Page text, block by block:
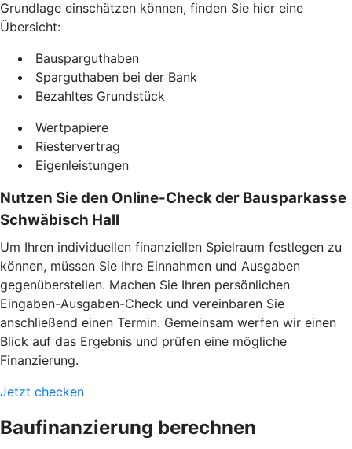
Grundlage einschätzen können, finden Sie hier eine
Übersicht:
Bausparguthaben
Sparguthaben bei der Bank
Bezahltes Grundstück
Wertpapiere
Riestervertrag
Eigenleistungen
Nutzen Sie den Online-Check der Bausparkasse
Schwäbisch Hall
Um Ihren individuellen finanziellen Spielraum festlegen zu
können, müssen Sie Ihre Einnahmen und Ausgaben
gegenüberstellen. Machen Sie Ihren persönlichen
Eingaben-Ausgaben-Check und vereinbaren Sie
anschließend einen Termin. Gemeinsam werfen wir einen
Blick auf das Ergebnis und prüfen eine mögliche
Finanzierung.
Jetzt checken
Baufinanzierung berechnen